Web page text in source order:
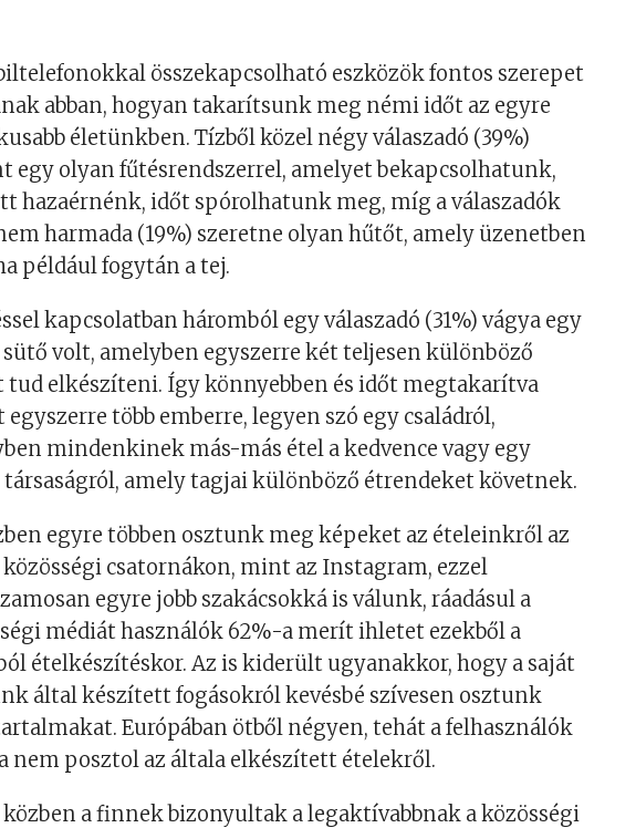
összekapcsolható eszközök fontos szerepet
abban, hogyan takarítsunk meg némi időt az egyre
életünkben. Tízből közel négy válaszadó (39%)
egy olyan fűtésrendszerrel, amelyet bekapcsolhatunk,
hazaérnénk, időt spórolhatunk meg, míg a válaszadók
harmada (19%) szeretne olyan hűtőt, amely üzenetben
például fogytán a tej.
kapcsolatban háromból egy válaszadó (31%) vágya egy
volt, amelyben egyszerre két teljesen különböző
tud elkészíteni. Így könnyebben és időt megtakarítva
egyszerre több emberre, legyen szó egy családról,
mindenkinek más-más étel a kedvence vagy egy
társaságról, amely tagjai különböző étrendeket követnek.
egyre többen osztunk meg képeket az ételeinkről az
csatornákon, mint az Instagram, ezzel
egyre jobb szakácsokká is válunk, ráadásul a
médiát használók 62%-a merít ihletet ezekből a
ételkészítéskor. Az is kiderült ugyanakkor, hogy a saját
által készített fogásokról kevésbé szívesen osztunk
Európában ötből négyen, tehát a felhasználók
nem posztol az általa elkészített ételekről.
közben a finnek bizonyultak a legaktívabbnak a közösségi